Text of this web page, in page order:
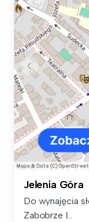
Jelenia Góra
Do wynajęcia
Zabobrze I...